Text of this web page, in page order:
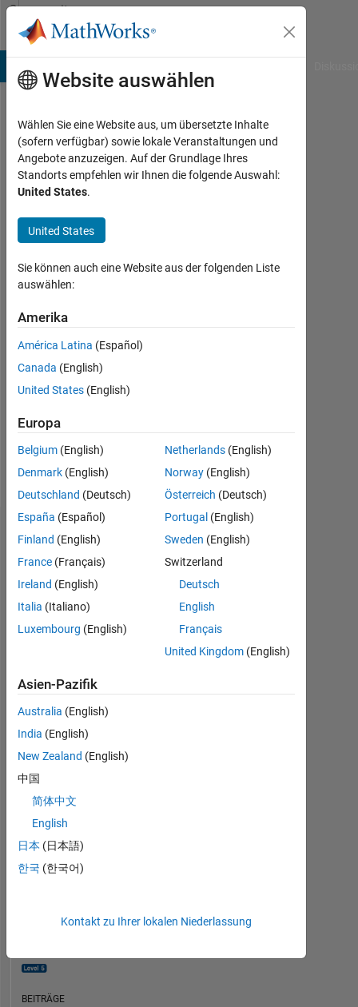
Weiter zum Inhalt
Community
Profile
Geoff
Aktiv
seit
Followers:
Following:
Nachricht
use
MATLAB
for
small
jobs
C++
for
Professional
Interests:
Problem
Mehr
anzeigen
Dashboard
Statistik
All MATLAB Answers
BEITRÄGE 100
20
60
100
RANG
BEITRÄGE
Website auswählen
Wählen Sie eine Website aus, um übersetzte Inhalte
(sofern verfügbar) sowie lokale Veranstaltungen und
Angebote anzuzeigen. Auf der Grundlage Ihres
Standorts empfehlen wir Ihnen die folgende Auswahl:
United States.
United States
Sie können auch eine Website aus der folgenden Liste
auswählen:
Amerika
América Latina (Español)
Canada (English)
United States (English)
Europa
Belgium (English)
Denmark (English)
Deutschland (Deutsch)
España (Español)
Finland (English)
France (Français)
Ireland (English)
Italia (Italiano)
Luxembourg (English)
Netherlands (English)
Norway (English)
Österreich (Deutsch)
Portugal (English)
Sweden (English)
Switzerland
Deutsch
English
Français
United Kingdom (English)
Asien-Pazifik
Australia (English)
India (English)
New Zealand (English)
中国
简体中文
English
日本 (日本語)
한국 (한국어)
Kontakt zu Ihrer lokalen Niederlassung